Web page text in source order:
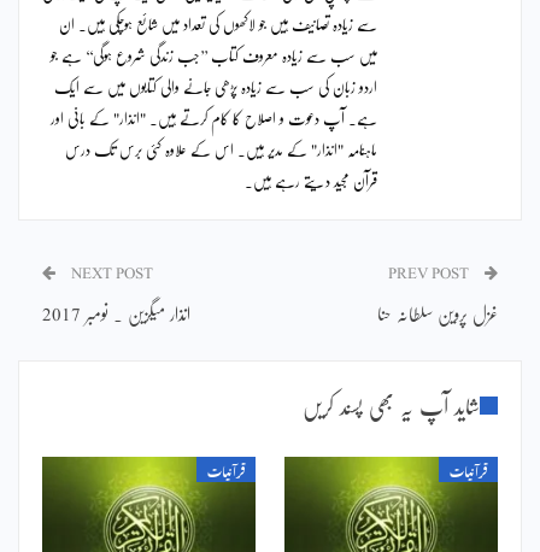
سے زیادہ تصانیف ہیں جو لاکھوں کی تعداد میں شائع ہوچکی ہیں۔ ان
میں سب سے زیادہ معروف کتاب ’’جب زندگی شروع ہوگی‘‘ ہے جو
اردو زبان کی سب سے زیادہ پڑھی جانے والی کتابوں میں سے ایک
ہے۔ آپ دعوت و اصلاح کا کام کرتے ہیں۔ "انذار" کے بانی اور
ماہنامہ "انذار" کے مدیر ہیں۔ اس کے علاوہ کئی برس تک درس
قرآن مجید دیتے رہے ہیں۔
غزل پروین سلطانہ حنا
NEXT POST
انذار میگزین ۔ نومبر 2017
شاید آپ یہ بھی پسند کریں
قرآنیات قرآنیات